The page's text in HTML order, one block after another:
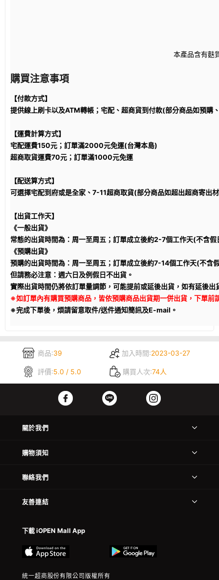
本產品含有麩
購買注意事項
【付款方式】
提供線上刷卡以及ATM轉帳；宅配、超商貨到付款(部分商品如預購
【運費計算方式】
宅配運費150元；訂單滿2000元免運(台灣本島)
超商取貨運費70元；訂單滿1000元免運
【配送算方式】
可選擇宅配到府或是全家、7-11超商取貨(部分商品如超出超商寄出
【出貨工作天】
《一般出貨》
常態的出貨時間為：周一至周五；訂單成立後約2-7個工作天(不含假
《預購出貨》
預購的出貨時間為：周一至周五；訂單成立後約7-14個工作天(不含
但請務必注意：週六日及例假日不出貨。
實際出貨時間仍將依訂單量調節，可能提前或延後出貨，如有延後
※如訂單內有購買預購商品，皆依預購商品出貨期一併出貨，下單前
※完成下單後，煩請留意取件/送件通知簡訊及E-mail。
商品:39 加入時間:2023-03-27
評價:5.0 / 5.0 購買人次:74人
關於我們
購物須知
聯絡我們
友善連結
下載 iOPEN Mall App
統一超商股份有限公司版權所有